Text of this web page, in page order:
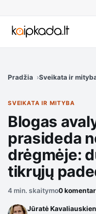
Pradžia Sveikata ir
SVEIKATA IR MITYBA
Blogas
prasideda
drėgmėje:
tikrųjų
4 min. skaitymo0
Jūratė